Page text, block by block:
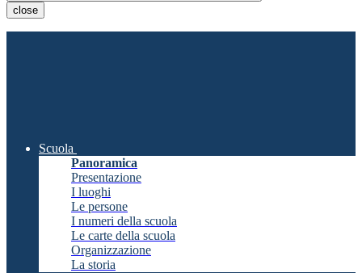
close
Scuola
Panoramica
Presentazione
I luoghi
Le persone
I numeri della scuola
Le carte della scuola
Organizzazione
La storia